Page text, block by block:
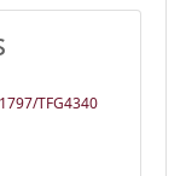
TFG4340